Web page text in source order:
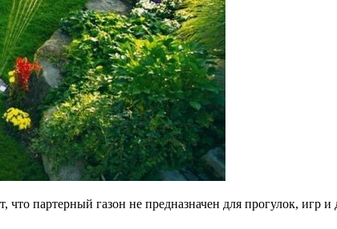
партерный газон не предназначен для прогулок, игр